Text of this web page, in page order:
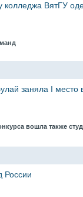
ВятГУ
заняла I место
вошла также
России